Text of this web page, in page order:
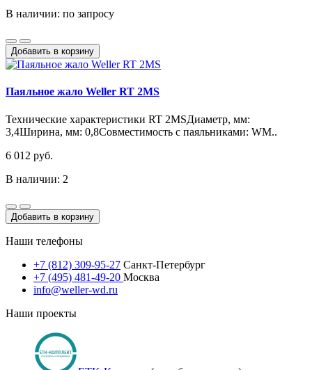
В наличии: по запросу
Добавить в корзину
Паяльное жало Weller RT 2MS
Технические характеристики RT 2MSДиаметр, мм:
3,4Ширина, мм: 0,8Совместимость с паяльниками: WM..
6 012 руб.
В наличии: 2
Добавить в корзину
Наши телефоны
+7 (812) 309-95-27 Санкт-Петербург
+7 (495) 481-49-20 Москва
info@weller-wd.ru
Наши проекты